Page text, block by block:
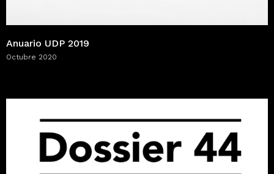
Anuario UDP 2019
Octubre 2020